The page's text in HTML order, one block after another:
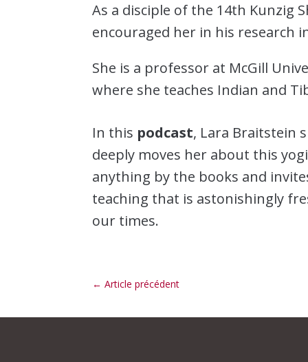
As a disciple of the 14th Kunzig
encouraged her in his research
She is a professor at McGill
where she teaches Indian and
In this podcast, Lara Braitstein
deeply moves her about this
anything by the books and
teaching that is astonishingly
our times.
←Article précédent